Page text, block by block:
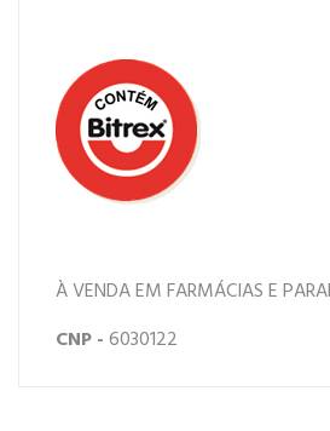
À VENDA EM FARMÁCIAS E
CNP -6030122